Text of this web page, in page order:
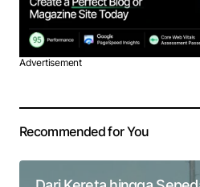
Advertisement
Recommended for You